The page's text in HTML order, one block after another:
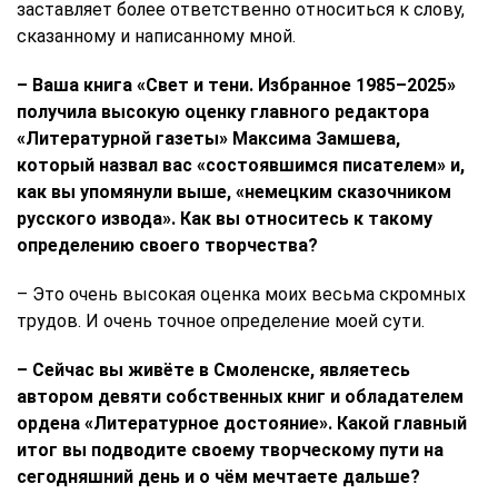
заставляет более ответственно относиться к слову,
сказанному и написанному мной.
– Ваша книга «Свет и тени. Избранное 1985–2025»
получила высокую оценку главного редактора
«Литературной газеты» Максима Замшева,
который назвал вас «состоявшимся писателем» и,
как вы упомянули выше, «немецким сказочником
русского извода». Как вы относитесь к такому
определению своего творчества?
– Это очень высокая оценка моих весьма скромных
трудов. И очень точное определение моей сути.
– Сейчас вы живёте в Смоленске, являетесь
автором девяти собственных книг и обладателем
ордена «Литературное достояние». Какой главный
итог вы подводите своему творческому пути на
сегодняшний день и о чём мечтаете дальше?